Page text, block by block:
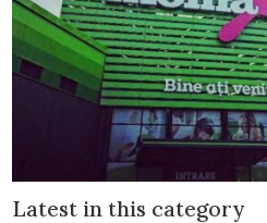
Latest in this category